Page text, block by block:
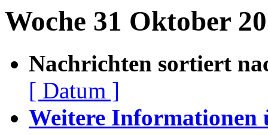
Woche 31 Oktober
Nachrichten sortiert
[ Datum ]
Weitere Informationen